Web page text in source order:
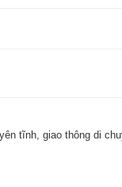
tĩnh, giao thông di